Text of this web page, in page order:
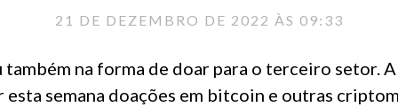
21 DE DEZEMBRO DE 2022 ÀS 09:33
também na forma de doar para o terceiro setor.
semana doações em bitcoin e outras